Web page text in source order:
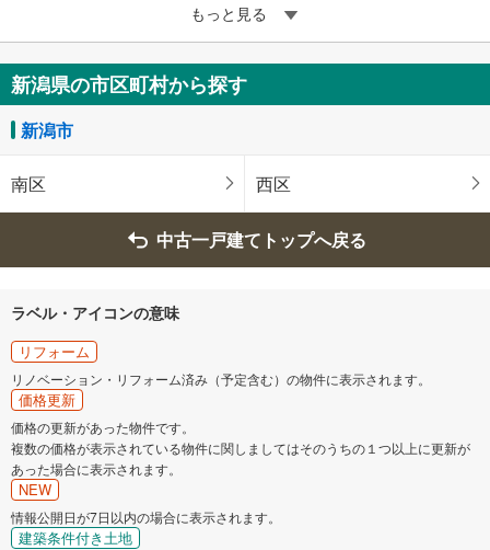
もっと見る
新潟県の市区町村から探す
新潟市
南区 西区
中古一戸建てトップへ戻る
ラベル・アイコンの意味
リフォーム
リノベーション・リフォーム済み（予定含む）の物件に表示されます。
価格更新
価格の更新があった物件です。
複数の価格が表示されている物件に関しましてはそのうちの１つ以上に更新が
あった場合に表示されます。
NEW
情報公開日が7日以内の場合に表示されます。
建築条件付き土地